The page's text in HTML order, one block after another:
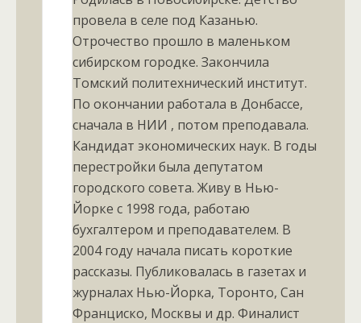
провела в селе под Казанью.
Отрочество прошло в маленьком
сибирском городке. Закончила
Томский политехнический институт.
По окончании работала в Донбассе,
сначала в НИИ , потом преподавала.
Кандидат экономических наук. В годы
перестройки была депутатом
городского совета. Живу в Нью-
Йорке с 1998 года, работаю
бухгалтером и преподавателем. В
2004 году начала писать короткие
рассказы. Публиковалась в газетах и
журналах Нью-Йорка, Торонто, Сан
Франциско, Москвы и др. Финалист